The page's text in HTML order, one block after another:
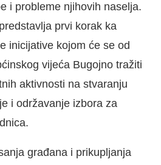
i probleme njihovih naselja.
prvi korak ka
inicijative kojom će se od
vijeća Bugojno tražiti
aktivnosti na stvaranju
i održavanje izbora za
građana i prikupljanja